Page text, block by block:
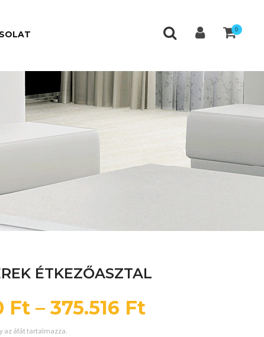
0
ÉTKEZŐASZTAL
Ft – 375.516 Ft
az áfát tartalmazza.